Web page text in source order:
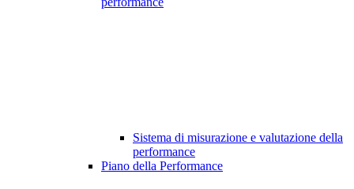
Sistema di misurazione e valutazione della
performance
Piano della Performance